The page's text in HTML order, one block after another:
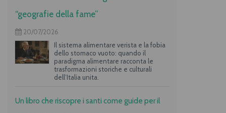
“geografie della fame”
20/07/2026
Il sistema alimentare verista e la fobia
dello stomaco vuoto: quando il
paradigma alimentare racconta le
trasformazioni storiche e culturali
dell’Italia unita.
Un libro che riscopre i santi come guide per il